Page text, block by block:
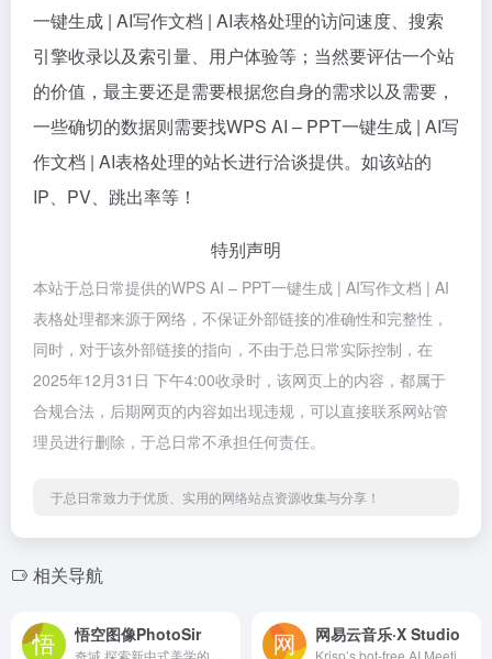
一键生成 | AI写作文档 | AI表格处理的访问速度、搜索
引擎收录以及索引量、用户体验等；当然要评估一个站
的价值，最主要还是需要根据您自身的需求以及需要，
一些确切的数据则需要找WPS AI – PPT一键生成 | AI写
作文档 | AI表格处理的站长进行洽谈提供。如该站的
IP、PV、跳出率等！
特别声明
本站于总日常提供的WPS AI – PPT一键生成 | AI写作文档 | AI
表格处理都来源于网络，不保证外部链接的准确性和完整性，
同时，对于该外部链接的指向，不由于总日常实际控制，在
2025年12月31日 下午4:00收录时，该网页上的内容，都属于
合规合法，后期网页的内容如出现违规，可以直接联系网站管
理员进行删除，于总日常不承担任何责任。
于总日常致力于优质、实用的网络站点资源收集与分享！
相关导航
悟空图像PhotoSir 网易云音乐·X Studio